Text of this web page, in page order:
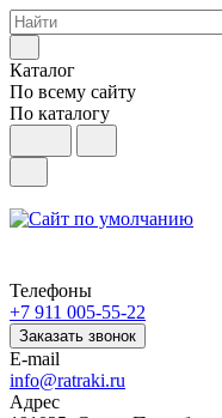
Каталог
По всему сайту
По каталогу
Телефоны
+7 911 005-55-22
Заказать звонок
E-mail
info@ratraki.ru
Адрес